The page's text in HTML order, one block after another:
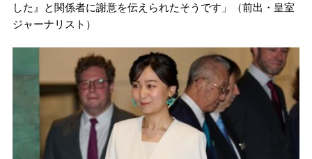
した』と関係者に謝意を伝えられたそうです」（前出・皇室
ジャーナリスト）